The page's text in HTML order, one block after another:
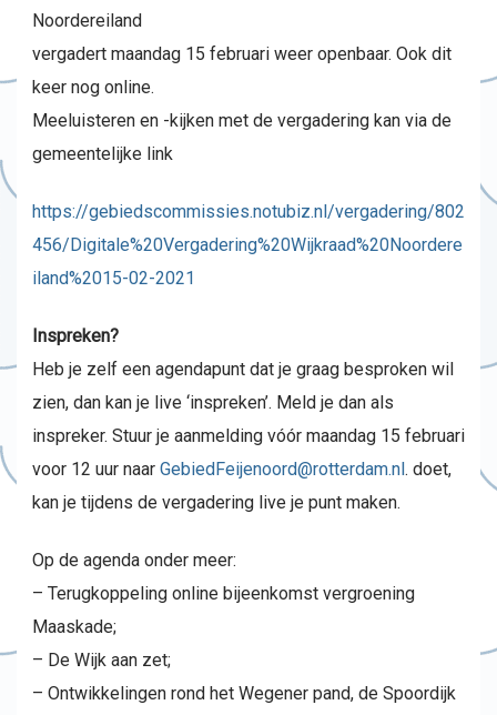
Noordereiland
vergadert maandag 15 februari weer openbaar. Ook dit
keer nog online.
Meeluisteren en -kijken met de vergadering kan via de
gemeentelijke link
https://gebiedscommissies.notubiz.nl/vergadering/802
456/Digitale%20Vergadering%20Wijkraad%20Noordere
iland%2015-02-2021
Inspreken?
Heb je zelf een agendapunt dat je graag besproken wil
zien, dan kan je live ‘inspreken’. Meld je dan als
inspreker. Stuur je aanmelding vóór maandag 15 februari
voor 12 uur naar GebiedFeijenoord@rotterdam.nl. doet,
kan je tijdens de vergadering live je punt maken.
Op de agenda onder meer:
– Terugkoppeling online bijeenkomst vergroening
Maaskade;
– De Wijk aan zet;
– Ontwikkelingen rond het Wegener pand, de Spoordijk